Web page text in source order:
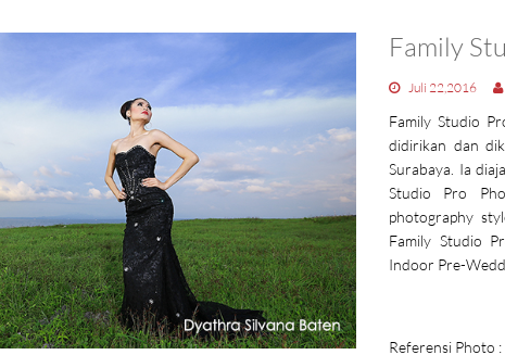
Family
Juli 22,2016
Family Studio
didirikan dan
Surabaya. Ia
Studio Pro
photography
Family Studio
Indoor Pre-
Referensi Photo :